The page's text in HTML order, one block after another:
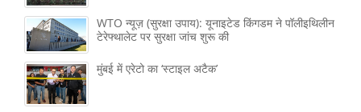
WTO न्यूज़ (सुरक्षा उपाय): यूनाइटेड किंगडम ने पॉलीइथिलीन
टेरेफ्थालेट पर सुरक्षा जांच शुरू की
मुंबई में एरेटो का ‘स्टाइल अटैक’